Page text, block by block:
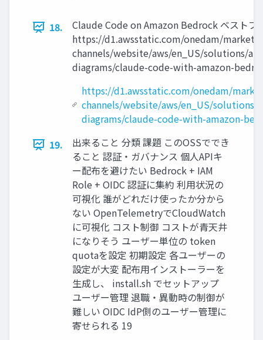
18.
Claude Code on Amazon Bedrock ベストプ
https://d1.awsstatic.com/onedam/
channels/website/aws/en_US/solutions/
diagrams/claude-code-with-amazon-
https://d1.awsstatic.com/onedam/
channels/website/aws/en_US/
diagrams/claude-code-with-amazon-
19.
出来ること 分類 課題 このOSSででき
ること 認証・ガバナンス 個人APIキ
ー配布を避けたい Bedrock + IAM
Role + OIDC 認証に集約 利用状況の
可視化 誰がどれだけ使ったか分から
ない OpenTelemetryでCloudWatch
に可視化 コスト制御 コストが青天井
になりそう ユーザー単位の token
quotaを設定 初期設定 各ユーザーの
設定が大変 配布用インストーラーを
生成し、 install.sh でセットアップ
ユーザー管理 退職・異動時の制御が
難しい OIDC IdP側のユーザー管理に
寄せられる 19